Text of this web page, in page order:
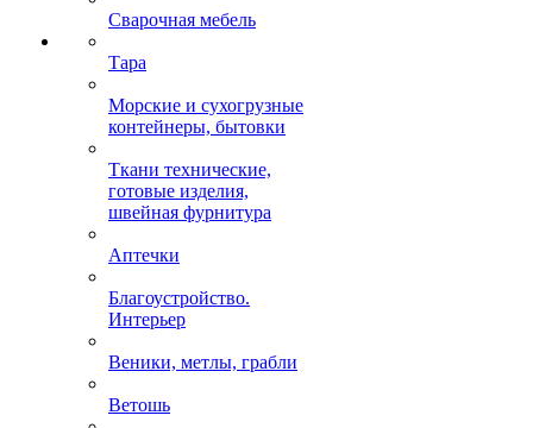
Сварочная мебель
Тара
Морские и сухогрузные
контейнеры, бытовки
Ткани технические,
готовые изделия,
швейная фурнитура
Аптечки
Благоустройство.
Интерьер
Веники, метлы, грабли
Ветошь